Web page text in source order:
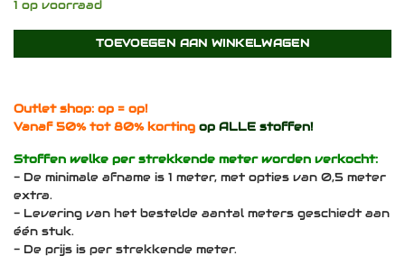
1 op voorraad
TOEVOEGEN AAN WINKELWAGEN
Outlet shop: op = op!
Vanaf 50% tot 80% korting op ALLE stoffen!
Stoffen welke per strekkende meter worden verkocht:
- De minimale afname is 1 meter, met opties van 0,5 meter
extra.
- Levering van het bestelde aantal meters geschiedt aan
één stuk.
- De prijs is per strekkende meter.